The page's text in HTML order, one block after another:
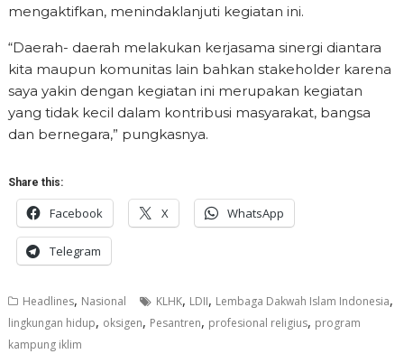
mengaktifkan, menindaklanjuti kegiatan ini.
“Daerah- daerah melakukan kerjasama sinergi diantara
kita maupun komunitas lain bahkan stakeholder karena
saya yakin dengan kegiatan ini merupakan kegiatan
yang tidak kecil dalam kontribusi masyarakat, bangsa
dan bernegara,” pungkasnya.
Share this:
Facebook X WhatsApp
Telegram
Headlines, Nasional KLHK, LDII, Lembaga Dakwah Islam Indonesia,
lingkungan hidup, oksigen, Pesantren, profesional religius, program
kampung iklim